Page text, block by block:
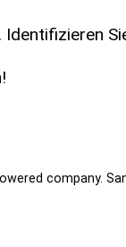
Identifizieren
company.